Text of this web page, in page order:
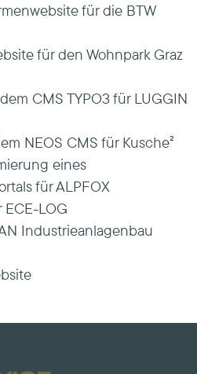
für die BTW
für den Wohnpark Graz
CMS TYPO3 für LUGGIN
NEOS CMS für Kusche²
eines
für ALPFOX
LOG
Industrieanlagenbau